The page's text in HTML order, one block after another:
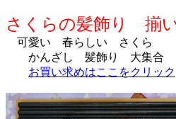
さくらの髪飾り 揃
可愛い 春らしい さくら
かんざし 髪飾り 大集合
お買い求めはここをクリック